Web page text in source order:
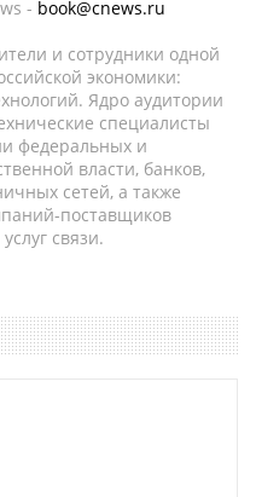
- book@cnews.ru
и сотрудники одной
экономики:
Ядро аудитории
специалисты
федеральных и
власти, банков,
сетей, а также
поставщиков
связи.